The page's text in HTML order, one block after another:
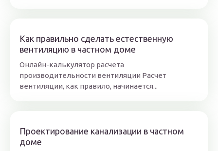
Как правильно сделать естественную
вентиляцию в частном доме
Онлайн-калькулятор расчета
производительности вентиляции Расчет
вентиляции, как правило, начинается...
Проектирование канализации в частном
доме